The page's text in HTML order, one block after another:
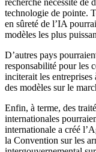
technologie de pointe.
en sûreté de l’IA
modèles les plus
D’autres pays
responsabilité pour les
inciterait les
des modèles sur le
Enfin, à terme, des
internationales
internationale a créé
la Convention sur les